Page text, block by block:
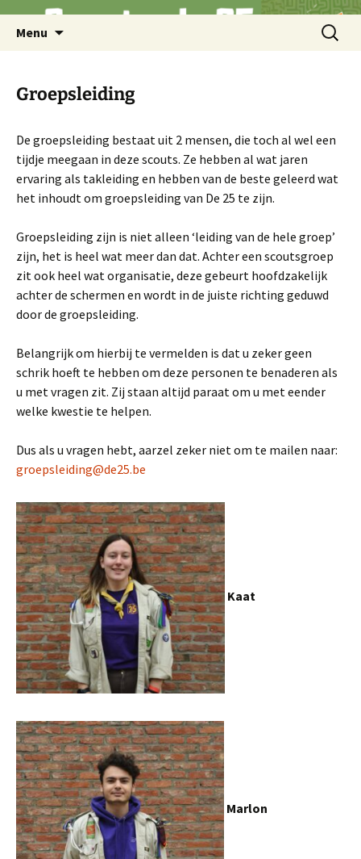
Menu
inhoud
Zoeken
naar:
Groepsleiding
De groepsleiding bestaat uit 2 mensen, die toch al wel een
tijdje meegaan in deze scouts. Ze hebben al wat jaren
ervaring als takleiding en hebben van de beste geleerd wat
het inhoudt om groepsleiding van De 25 te zijn.
Groepsleiding zijn is niet alleen ‘leiding van de hele groep’
zijn, het is heel wat meer dan dat. Achter een scoutsgroep
zit ook heel wat organisatie, deze gebeurt hoofdzakelijk
achter de schermen en wordt in de juiste richting geduwd
door de groepsleiding.
Belangrijk om hierbij te vermelden is dat u zeker geen
schrik hoeft te hebben om deze personen te benaderen als
u met vragen zit. Zij staan altijd paraat om u met eender
welke kwestie te helpen.
Dus als u vragen hebt, aarzel zeker niet om te mailen naar:
groepsleiding@de25.be
Kaat
Marlon